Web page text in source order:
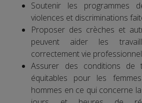
Soutenir les programmes
violences et discriminations
Proposer des crèches et
peuvent aider les
correctement vie
Assurer des conditions de
équitables pour les
hommes en ce qui concerne